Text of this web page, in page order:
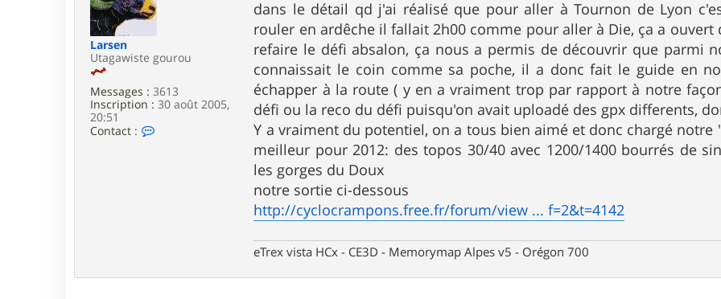
r
e
r
y
2
Larsen
Utagawiste gourou
Messages : 3613
Inscription : 30 août 2005,
20:51
Contact :
s
a
g
e
dans le détail qd j'ai réalisé que pour aller à Tournon de Lyon
rouler en ardêche il fallait 2h00 comme pour aller à Die, ça a
refaire le défi absalon, ça nous a permis de découvrir que parmi
connaissait le coin comme sa poche, il a donc fait le guide en
échapper à la route ( y en a vraiment trop par rapport à notre
défi ou la reco du défi puisqu'on avait uploadé des gpx differents,
Y a vraiment du potentiel, on a tous bien aimé et donc chargé
meilleur pour 2012: des topos 30/40 avec 1200/1400 bourrés de
les gorges du Doux
notre sortie ci-dessous
http://cyclocrampons.free.fr/forum/view ... f=2&t=4142
eTrex vista HCx - CE3D - Memorymap Alpes v5 - Orégon 700